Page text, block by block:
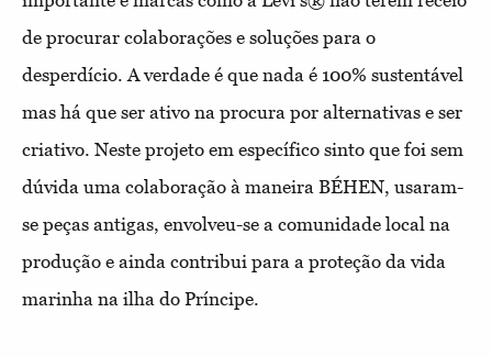
de procurar colaborações e soluções para o
desperdício. A verdade é que nada é 100% sustentável
mas há que ser ativo na procura por alternativas e ser
criativo. Neste projeto em específico sinto que foi sem
dúvida uma colaboração à maneira BÉHEN, usaram-
se peças antigas, envolveu-se a comunidade local na
produção e ainda contribui para a proteção da vida
marinha na ilha do Príncipe.